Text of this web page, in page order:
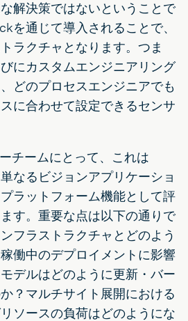
解決策ではないということで
を通じて導入されることで、
ラクチャとなります。つま
にカスタムエンジニアリング
どのプロセスエンジニアでも
に合わせて設定できるセンサ
チームにとって、これは
なるビジョンアプリケーショ
ラットフォーム機能として評
す。重要な点は以下の通りで
フラストラクチャとどのよう
働中のデプロイメントに影響
デルはどのように更新・バー
？マルチサイト展開における
ソースの負荷はどのようにな